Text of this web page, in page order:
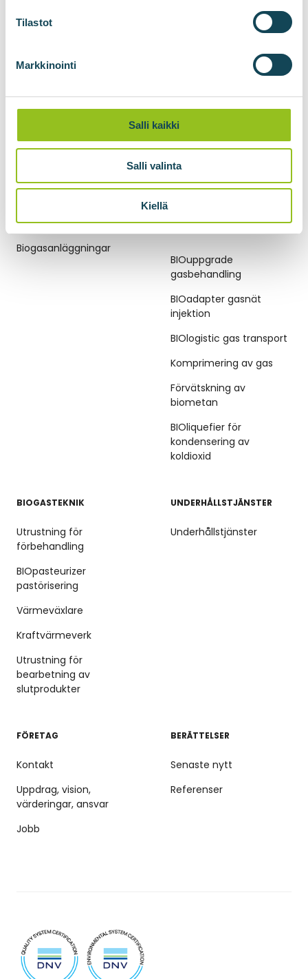
Tilastot
Markkinointi
Salli kaikki
Salli valinta
Kiellä
BIOGASANLÄGGNINGAR
Biogasanläggningar
BIOuppgrade
gasbehandling
BIOadapter gasnät
injektion
BIOlogistic gas transport
Komprimering av gas
Förvätskning av
biometan
BIOliquefier för
kondensering av
koldioxid
BIOGASTEKNIK
Utrustning för
förbehandling
BIOpasteurizer
pastörisering
Värmeväxlare
Kraftvärmeverk
Utrustning för
bearbetning av
slutprodukter
UNDERHÅLLSTJÄNSTER
Underhållstjänster
FÖRETAG
Kontakt
Uppdrag, vision,
värderingar, ansvar
Jobb
BERÄTTELSER
Senaste nytt
Referenser